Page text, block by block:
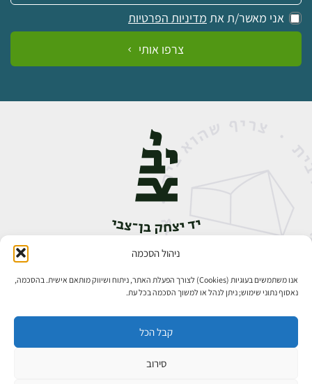
ניהול הסכמה
אנו משתמשים בעוגיות (Cookies) לצורך הפעלת האתר, ניתוח ושיווק מותאם אישית. בהסכמה,
נאסוף נתוני שימוש; ניתן לנהל או למשוך הסכמה בכל עת.
קבל הכל
סירוב
אני מאשר/ת את מדיניות הפרטיות
צרפו אותי
אבן גבירול 14, רחביה, ירושלים